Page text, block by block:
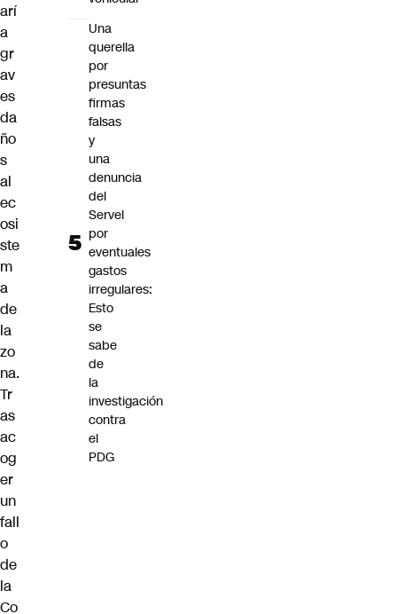
arí
a
gr
av
es
da
ño
s
al
ec
osi
ste
m
a
de
la
zo
na.
Tr
as
ac
og
er
un
fall
o
de
la
Co
Una
querella
por
presuntas
firmas
falsas
y
una
denuncia
del
Servel
por
eventuales
gastos
irregulares:
Esto
se
sabe
de
la
investigación
contra
el
PDG